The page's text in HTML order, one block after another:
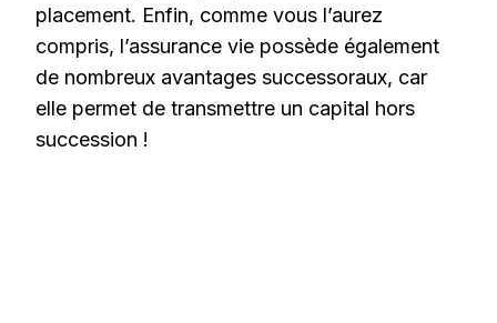
placement. Enfin, comme vous l’aurez
compris, l’assurance vie possède également
de nombreux avantages successoraux, car
elle permet de transmettre un capital hors
succession !